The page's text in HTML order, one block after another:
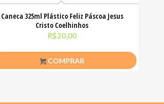
Caneca 325ml Plástico Feliz Páscoa Jesus
Cristo Coelhinhos
R$20,00
COMPRAR